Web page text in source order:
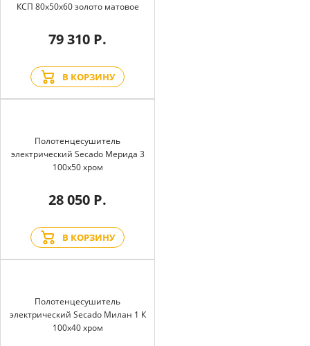
КСП 80x50x60 золото матовое
79 310 Р.
В КОРЗИНУ
Полотенцесушитель
электрический Secado Мерида 3
100x50 хром
28 050 Р.
В КОРЗИНУ
Полотенцесушитель
электрический Secado Милан 1 К
100x40 хром